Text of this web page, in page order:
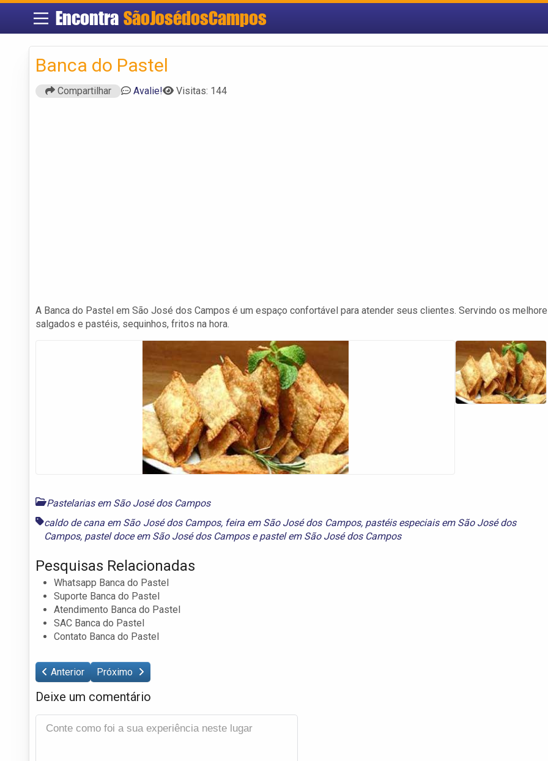
Encontra SãoJosédosCampos
Banca do Pastel
Compartilhar Avalie! Visitas: 144
A Banca do Pastel em São José dos Campos é um espaço confortável para atender seus clientes. Servindo os
salgados e pastéis, sequinhos, fritos na hora.
Pastelarias em São José dos Campos
caldo de cana em São José dos Campos, feira em São José dos Campos, pastéis especiais em São José dos
Campos, pastel doce em São José dos Camposepastel em São José dos Campos
Pesquisas Relacionadas
Whatsapp Banca do Pastel
Suporte Banca do Pastel
Atendimento Banca do Pastel
SAC Banca do Pastel
Contato Banca do Pastel
Anterior Próximo
Deixe um comentário